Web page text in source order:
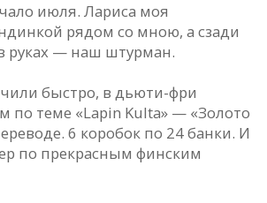
июля. Лариса моя
рядом со мною, а сзади
руках — наш штурман.
быстро, в дьюти-фри
по теме «Lapin Kulta» — «Золото
6 коробок по 24 банки. И
по прекрасным финским